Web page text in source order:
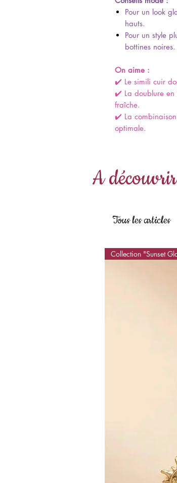
Pour un look
hauts.
Pour un style
bottines noires.
On aime :
✔️ Le simili cuir
✔️ La doublure en
fraîche.
✔️ La
optimale.
A
Tous les articles
Collection "Sunset